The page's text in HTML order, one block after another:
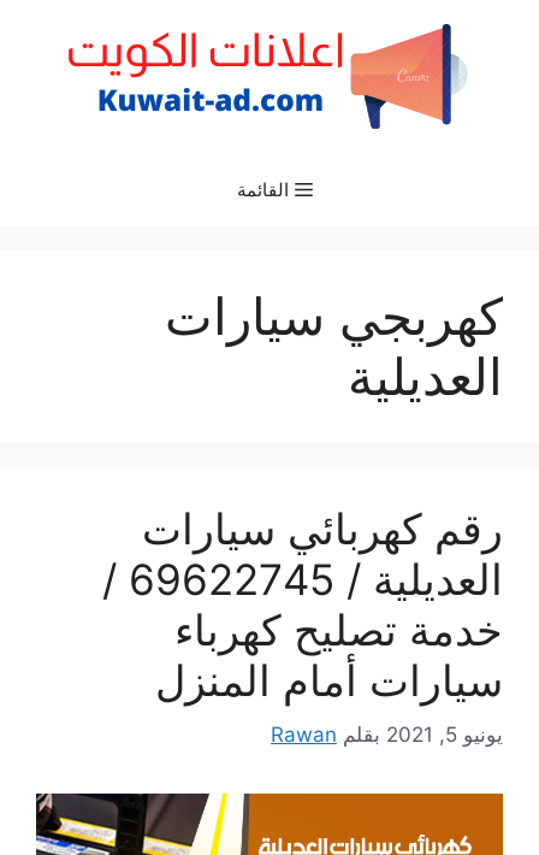
القائمة
كهربجي سيارات
العديلية
رقم كهربائي سيارات
العديلية / 69622745 /
خدمة تصليح كهرباء
سيارات أمام المنزل
يونيو 5, 2021 بقلم Rawan